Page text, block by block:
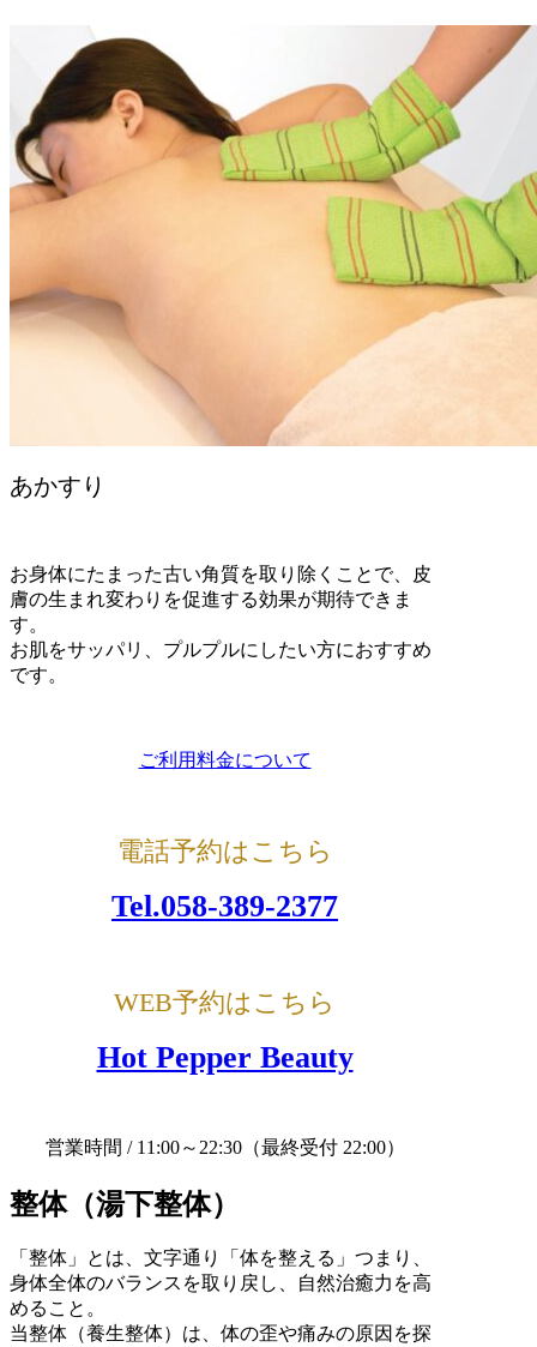
あかすり
お身体にたまった古い角質を取り除くことで、皮
膚の生まれ変わりを促進する効果が期待できま
す。
お肌をサッパリ、プルプルにしたい方におすすめ
です。
ご利用料金について
電話予約はこちら
Tel.058-389-2377
WEB予約はこちら
Hot Pepper Beauty
営業時間 / 11:00～22:30（最終受付 22:00）
整体（湯下整体）
「整体」とは、文字通り「体を整える」つまり、
身体全体のバランスを取り戻し、自然治癒力を高
めること。
当整体（養生整体）は、体の歪や痛みの原因を探